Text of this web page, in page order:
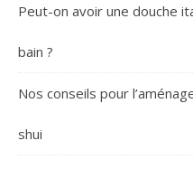
Peut-on avoir une douche
bain ?
Nos conseils pour
shui